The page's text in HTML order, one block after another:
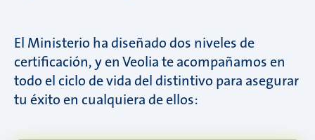
El Ministerio ha diseñado dos niveles de
certificación, y en Veolia te acompañamos en
todo el ciclo de vida del distintivo para asegurar
tu éxito en cualquiera de ellos: